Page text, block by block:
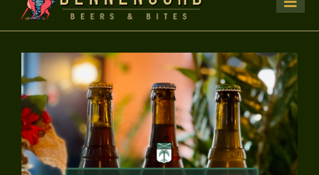
Toggle
Beers
Bites
Drinks